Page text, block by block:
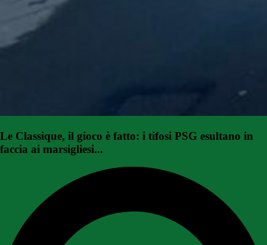
Le Classique, il gioco è fatto: i tifosi PSG esultano in
faccia ai marsigliesi...